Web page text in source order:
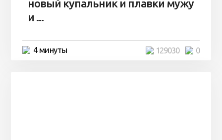
новый купальник и плавки мужу
и ...
4 минуты 0
129030